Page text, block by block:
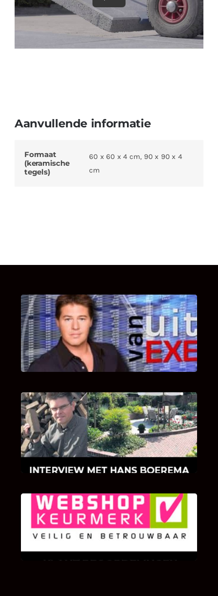
Aanvullende informatie
Formaat
(keramische
tegels)
60 x 60 x 4 cm, 90 x 90 x 4
cm
UITSTEL VAN EXECUTIE
Bekijk hier de fragmenten van de deelname
van Bricks and Stones aan dit programma.
INTERVIEW MET HANS BOEREMA
Hoe Bricks and Stones ontstaan is en wat
Hans Boerema motiveert in de wereld van
klinkers en tegels!
KLANT BEOORDELINGEN
We zijn er zeer op gesteld om te weten wat u
als klant van ons en onze diensten vindt.